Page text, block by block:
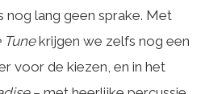
nog lang geen sprake. Met
Tunekrijgen we zelfs nog een
voor de kiezen, en in het